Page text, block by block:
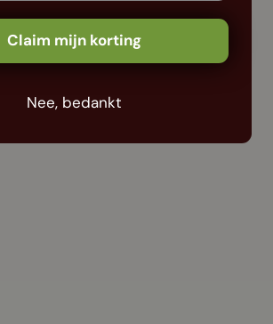
Claim mijn korting
Nee, bedankt